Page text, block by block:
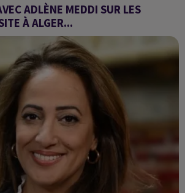
ADLÈNE MEDDI SUR LES
À ALGER...
dimanche prochain à Alger du chef